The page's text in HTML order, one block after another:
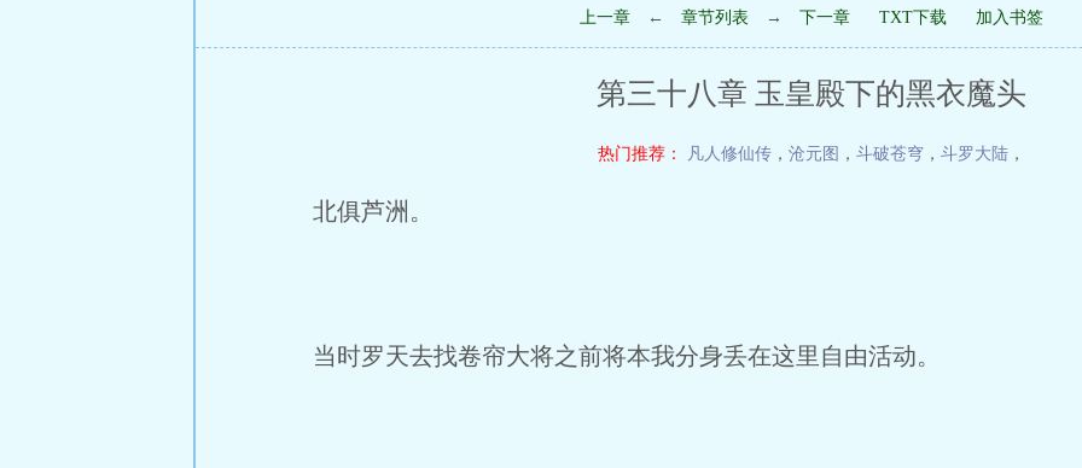
上一章 ← 章节列表 → 下一章 TXT下载 加入书签
第三十八章 玉皇殿下的黑衣魔头
热门推荐： 凡人修仙传 ， 沧元图 ， 斗破苍穹 ， 斗罗大陆 ，
北俱芦洲。
当时罗天去找卷帘大将之前将本我分身丢在这里自由活动。